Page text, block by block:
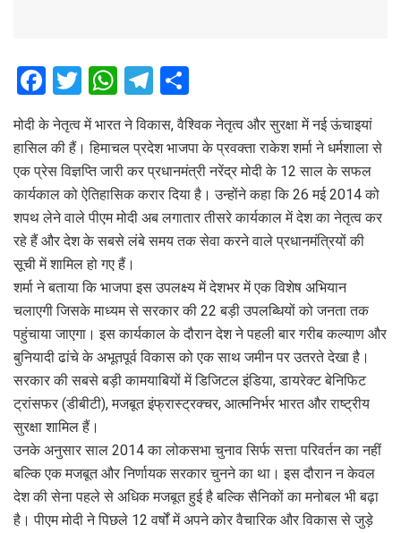
F
a
ce
b
o
o
k
T
wi
tt
er
W
h
at
s
A
p
p
T
e
gr
a
m
h
ar
e
मोदी के नेतृत्व में भारत ने विकास, वैश्विक नेतृत्व और सुरक्षा में नई ऊंचाइयां
हासिल की हैं। हिमाचल प्रदेश भाजपा के प्रवक्ता राकेश शर्मा ने धर्मशाला से
एक प्रेस विज्ञप्ति जारी कर प्रधानमंत्री नरेंद्र मोदी के 12 साल के सफल
कार्यकाल को ऐतिहासिक करार दिया है। उन्होंने कहा कि 26 मई 2014 को
शपथ लेने वाले पीएम मोदी अब लगातार तीसरे कार्यकाल में देश का नेतृत्व कर
रहे हैं और देश के सबसे लंबे समय तक सेवा करने वाले प्रधानमंत्रियों की
सूची में शामिल हो गए हैं।
शर्मा ने बताया कि भाजपा इस उपलक्ष्य में देशभर में एक विशेष अभियान
चलाएगी जिसके माध्यम से सरकार की 22 बड़ी उपलब्धियों को जनता तक
पहुंचाया जाएगा। इस कार्यकाल के दौरान देश ने पहली बार गरीब कल्याण और
बुनियादी ढांचे के अभूतपूर्व विकास को एक साथ जमीन पर उतरते देखा है।
सरकार की सबसे बड़ी कामयाबियों में डिजिटल इंडिया, डायरेक्ट बेनिफिट
ट्रांसफर (डीबीटी), मजबूत इंफ्रास्ट्रक्चर, आत्मनिर्भर भारत और राष्ट्रीय
सुरक्षा शामिल हैं।
उनके अनुसार साल 2014 का लोकसभा चुनाव सिर्फ सत्ता परिवर्तन का नहीं
बल्कि एक मजबूत और निर्णायक सरकार चुनने का था। इस दौरान न केवल
देश की सेना पहले से अधिक मजबूत हुई है बल्कि सैनिकों का मनोबल भी बढ़ा
है। पीएम मोदी ने पिछले 12 वर्षों में अपने कोर वैचारिक और विकास से जुड़े